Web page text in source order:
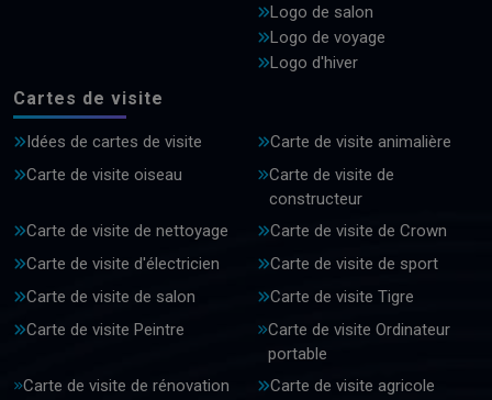
Logo de salon
Logo de voyage
Logo d'hiver
Cartes de visite
Idées de cartes de visite
Carte de visite animalière
Carte de visite oiseau
Carte de visite de
constructeur
Carte de visite de nettoyage
Carte de visite de Crown
Carte de visite d'électricien
Carte de visite de sport
Carte de visite de salon
Carte de visite Tigre
Carte de visite Peintre
Carte de visite Ordinateur
portable
Carte de visite de rénovation
Carte de visite agricole